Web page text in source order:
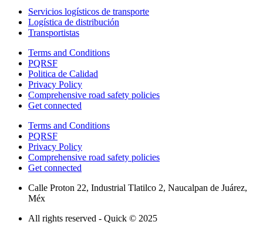
Servicios logísticos de transporte
Logística de distribución
Transportistas
Terms and Conditions
PQRSF
Politica de Calidad
Privacy Policy
Comprehensive road safety policies
Get connected
Terms and Conditions
PQRSF
Privacy Policy
Comprehensive road safety policies
Get connected
Calle Proton 22, Industrial Tlatilco 2, Naucalpan de Juárez,
Méx
All rights reserved - Quick © 2025